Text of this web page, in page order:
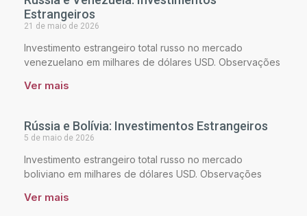
Estrangeiros
21 de maio de 2026
Investimento estrangeiro total russo no mercado
venezuelano em milhares de dólares USD. Observações
Ver mais
Rússia e Bolívia: Investimentos Estrangeiros
5 de maio de 2026
Investimento estrangeiro total russo no mercado
boliviano em milhares de dólares USD. Observações
Ver mais